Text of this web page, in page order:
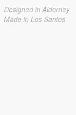
Designed in Alderney
Made in Los Santos